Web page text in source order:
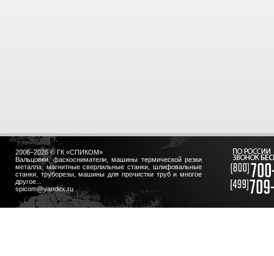
2006–2026 © ГК «СПИКОМ»
Вальцовки, фаскосниматели, машины термической резки
металла, магнитные сверлильные станки, шлифовальные
станки, труборезы, машины для прочистки труб и многое
другое...
spicom@yandex.ru